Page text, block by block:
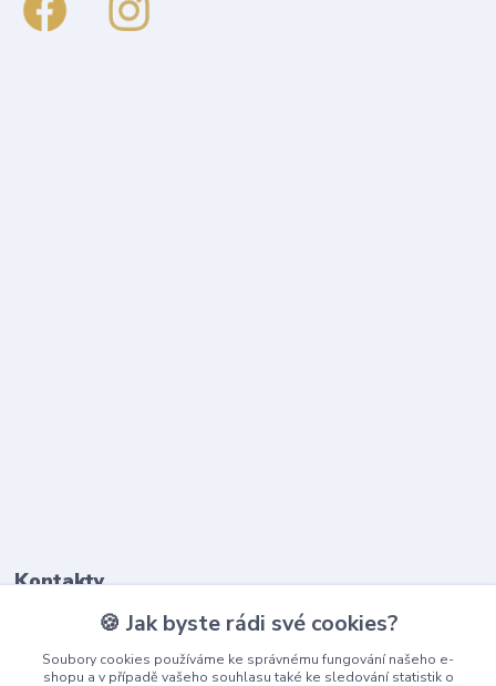
Kontakty
(Po-Pá, 9-17 hod.)
🍪 Jak byste rádi své cookies?
Soubory cookies používáme ke správnému fungování našeho e-
shopu a v případě vašeho souhlasu také ke sledování statistik o